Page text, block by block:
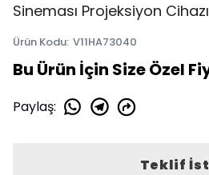
Sineması Projeksiyon Cihazı
Ürün Kodu: V11HA73040
Bu Ürün İçin Size Özel
Paylaş:
Teklif